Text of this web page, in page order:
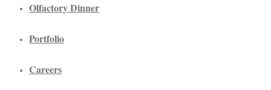
Olfactory Dinner
Portfolio
Careers